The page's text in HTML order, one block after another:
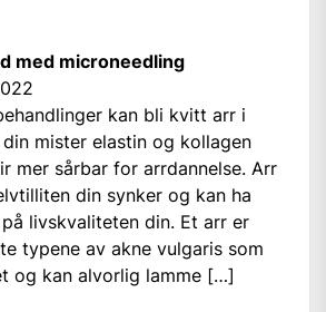
med microneedling
kan bli kvitt arr i
mister elastin og kollagen
mer sårbar for arrdannelse. Arr
din synker og kan ha
livskvaliteten din. Et arr er
typene av akne vulgaris som
og kan alvorlig lamme […]